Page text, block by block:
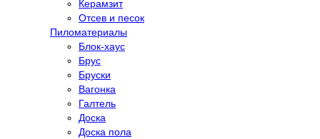
Керамзит
Отсев и песок
Пиломатериалы
Блок-хаус
Брус
Бруски
Вагонка
Галтель
Доска
Доска пола